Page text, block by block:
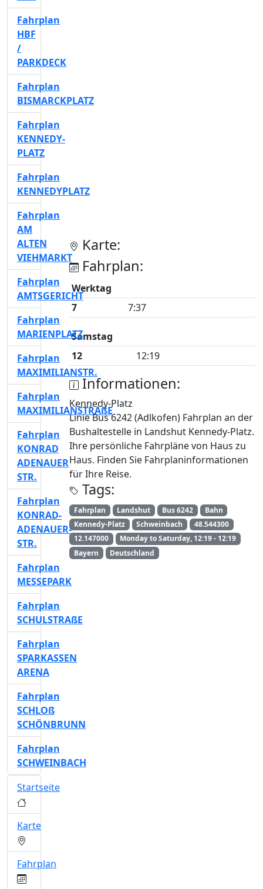
Karte:
Fahrplan:
Werktag
7
7:37
Samstag
12
12:19
Informationen:
Kennedy-Platz
Linie Bus 6242 (Adlkofen) Fahrplan an der
Bushaltestelle in Landshut Kennedy-Platz.
Ihre persönliche Fahrpläne von Haus zu
Haus. Finden Sie Fahrplaninformationen
für Ihre Reise.
Tags:
Fahrplan Landshut Bus 6242
Bahn
Kennedy-Platz
Schweinbach
48.544300
12.147000
Monday to Saturday, 12:19 - 12:19
Bayern
Deutschland
Fahrplan
HBF
/
PARKDECK
Fahrplan
BISMARCKPLATZ
Fahrplan
KENNEDY-
PLATZ
Fahrplan
KENNEDYPLATZ
Fahrplan
AM
ALTEN
VIEHMARKT
Fahrplan
AMTSGERICHT
Fahrplan
MARIENPLATZ
Fahrplan
MAXIMILIANSTR.
Fahrplan
MAXIMILIANSTRAßE
Fahrplan
KONRAD
ADENAUER
STR.
Fahrplan
KONRAD-
ADENAUER-
STR.
Fahrplan
MESSEPARK
Fahrplan
SCHULSTRAßE
Fahrplan
SPARKASSEN
ARENA
Fahrplan
SCHLOß
SCHÖNBRUNN
Fahrplan
SCHWEINBACH
Startseite
Karte
Fahrplan